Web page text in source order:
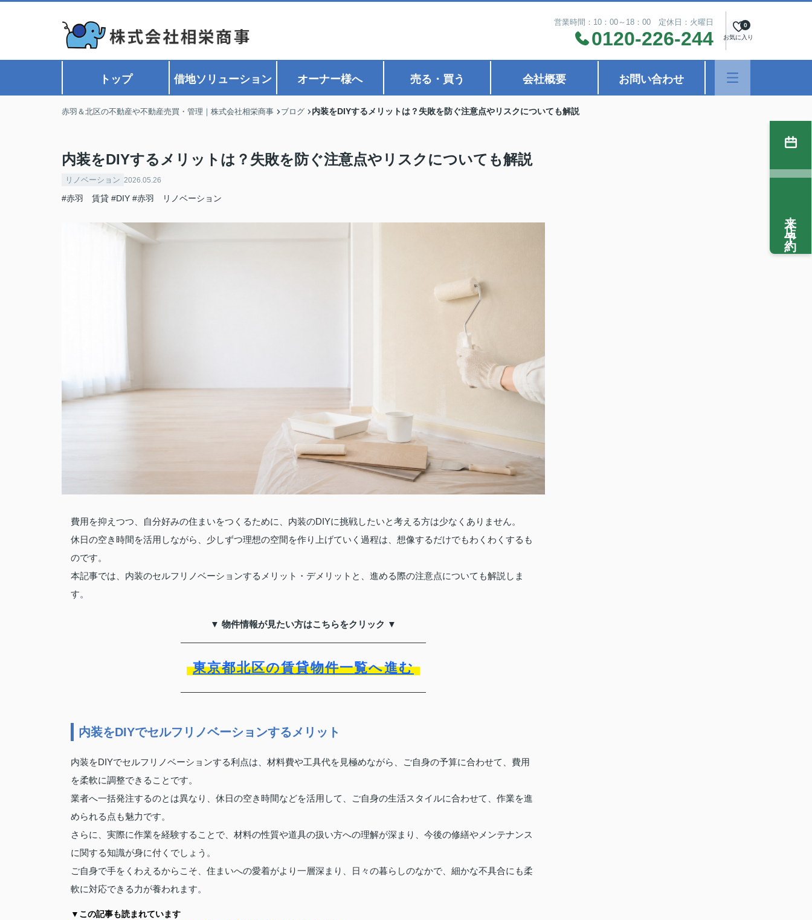
営業時間：10：00～18：00 定休日：火曜日
0120-226-244 お気に入り
0
トップ 借地ソリューション オーナー様へ 売る・買う 会社概要 お問い合わせ
赤羽＆北区の不動産や不動産売買・管理｜株式会社相栄商事 ブログ 内装をDIYするメリットは？失敗を防ぐ注意点やリスクについても解説
内装をDIYするメリットは？失敗を防ぐ注意点やリスクについても解説
リノベーション 2026.05.26
#赤羽 賃貸 #DIY #赤羽 リノベーション
費用を抑えつつ、自分好みの住まいをつくるために、内装のDIYに挑戦したいと考える方は少なくありません。
休日の空き時間を活用しながら、少しずつ理想の空間を作り上げていく過程は、想像するだけでもわくわくするも
のです。
本記事では、内装のセルフリノベーションするメリット・デメリットと、進める際の注意点についても解説しま
す。
▼ 物件情報が見たい方はこちらをクリック ▼
東京都北区の賃貸物件一覧へ進む
内装をDIYでセルフリノベーションするメリット
内装をDIYでセルフリノベーションする利点は、材料費や工具代を見極めながら、ご自身の予算に合わせて、費用
を柔軟に調整できることです。
業者へ一括発注するのとは異なり、休日の空き時間などを活用して、ご自身の生活スタイルに合わせて、作業を進
められる点も魅力です。
さらに、実際に作業を経験することで、材料の性質や道具の扱い方への理解が深まり、今後の修繕やメンテナンス
に関する知識が身に付くでしょう。
ご自身で手をくわえるからこそ、住まいへの愛着がより一層深まり、日々の暮らしのなかで、細かな不具合にも柔
軟に対応できる力が養われます。
▼この記事も読まれています
来店予約